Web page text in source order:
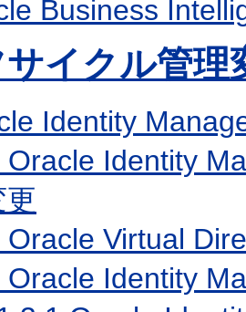
Business
イクル管理
Identity
Oracle Identity
更
Oracle Virtual
Oracle Identity